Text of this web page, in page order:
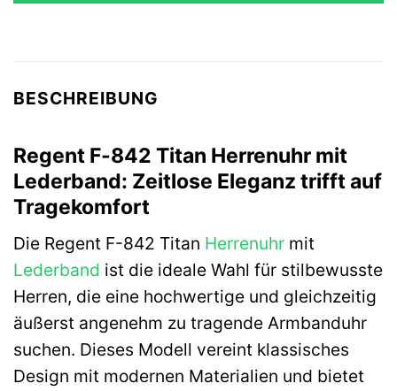
BESCHREIBUNG
Regent F-842 Titan Herrenuhr mit
Lederband: Zeitlose Eleganz trifft auf
Tragekomfort
Die Regent F-842 Titan Herrenuhr mit
Lederband ist die ideale Wahl für stilbewusste
Herren, die eine hochwertige und gleichzeitig
äußerst angenehm zu tragende Armbanduhr
suchen. Dieses Modell vereint klassisches
Design mit modernen Materialien und bietet